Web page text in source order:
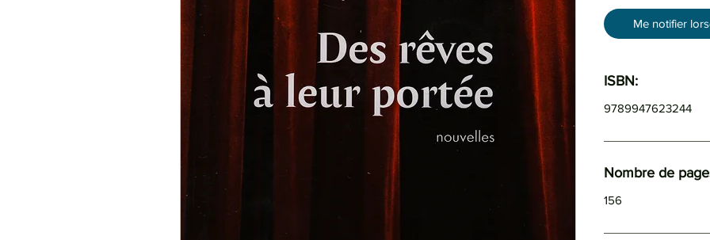
Me notifier
ISBN:
9789947623244
Nombre de
156